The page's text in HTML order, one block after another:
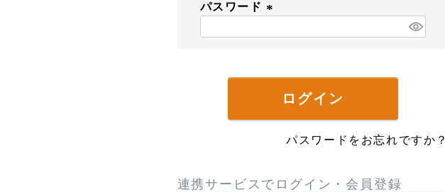
パスワード
)
ログイン
パスワードをお忘れですか？
連携サービスでログイン・会員登録